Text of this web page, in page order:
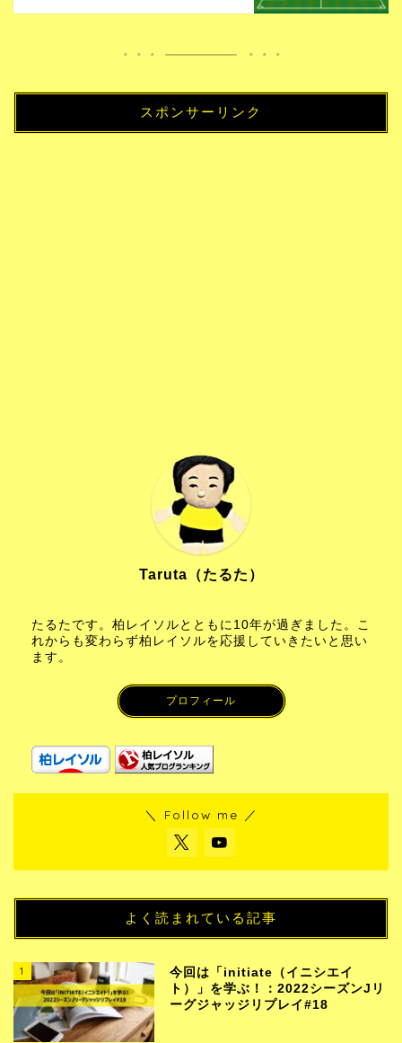
スポンサーリンク
Taruta（たるた）
たるたです。柏レイソルとともに10年が過ぎました。こ
れからも変わらず柏レイソルを応援していきたいと思い
ます。
プロフィール
＼ Follow me ／
よく読まれている記事
1
今回は「initiate（イニシエイ
ト）」を学ぶ！：2022シーズンJリ
ーグジャッジリプレイ#18